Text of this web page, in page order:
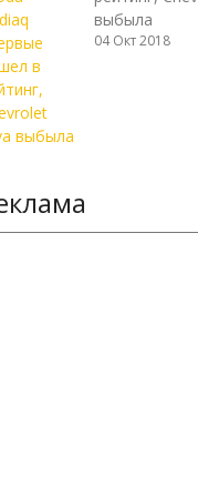
выбыла
04 Окт 2018